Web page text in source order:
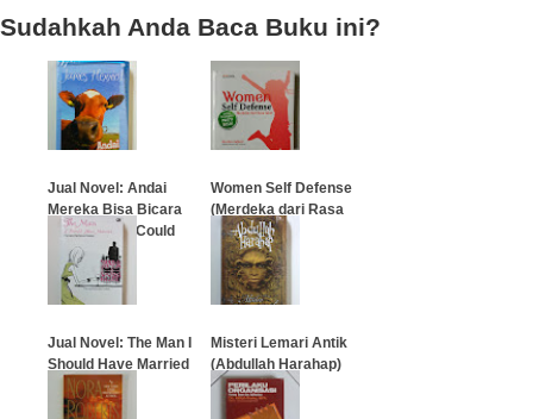
Sudahkah Anda Baca Buku ini?
Jual Novel: Andai
Mereka Bisa Bicara
(If Only They Could
Talk)
…
Women Self Defense
(Merdeka dari Rasa
Takut)
Jual Novel: The Man I
Should Have Married
(Pria Yang
Seharusnya
Misteri Lemari Antik
(Abdullah Harahap)